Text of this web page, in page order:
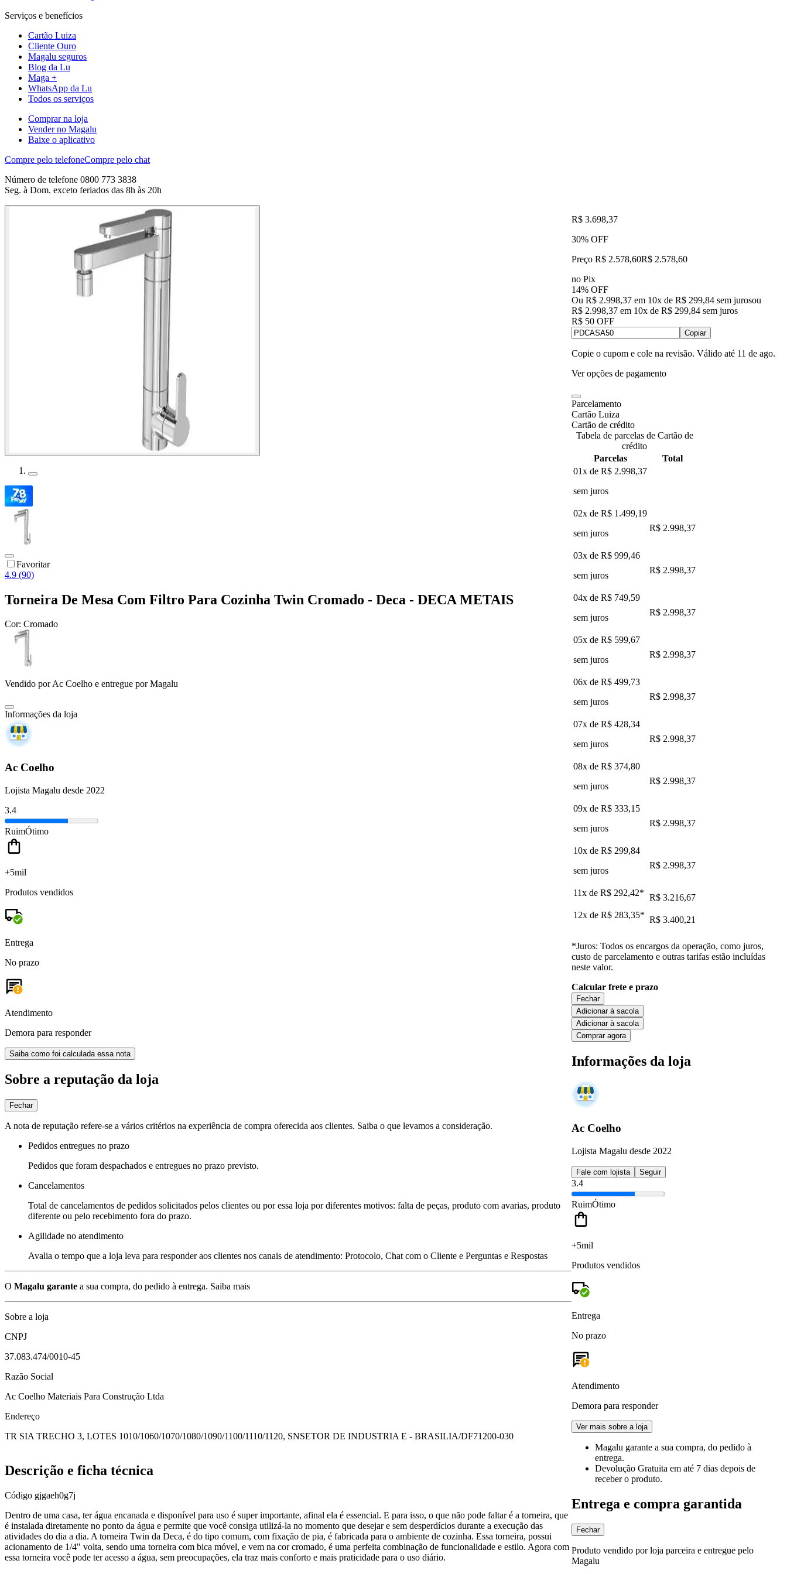
Serviços e benefícios
Cartão Luiza
Cliente Ouro
Magalu seguros
Blog da Lu
Maga +
WhatsApp da Lu
Todos os serviços
Comprar na loja
Vender no Magalu
Baixe o aplicativo
Compre pelo telefoneCompre pelo chat
Número de telefone 0800 773 3838
Seg. à Dom. exceto feriados das 8h às 20h
Favoritar
4.9 (90)
Torneira De Mesa Com Filtro Para Cozinha Twin Cromado - Deca - DECA METAIS
Cor: Cromado
Vendido porAc Coelho e entregue por Magalu
Informações da loja
Ac Coelho
Lojista Magalu desde 2022
3.4
RuimÓtimo
+5mil
Produtos vendidos
Entrega
No prazo
Atendimento
Demora para responder
Saiba como foi calculada essa nota
Sobre a reputação da loja
Fechar
A nota de reputação refere-se a vários critérios na experiência de compra oferecida aos clientes. Saiba o que levamos a consideração.
Pedidos entregues no prazo
Pedidos que foram despachados e entregues no prazo previsto.
Cancelamentos
Total de cancelamentos de pedidos solicitados pelos clientes ou por essa loja por diferentes motivos: falta de peças, produto com avarias, produto
diferente ou pelo recebimento fora do prazo.
Agilidade no atendimento
Avalia o tempo que a loja leva para responder aos clientes nos canais de atendimento: Protocolo, Chat com o Cliente e Perguntas e Respostas
O Magalu garante a sua compra, do pedido à entrega. Saiba mais
Sobre a loja
CNPJ
37.083.474/0010-45
Razão Social
Ac Coelho Materiais Para Construção Ltda
Endereço
TR SIA TRECHO 3, LOTES 1010/1060/1070/1080/1090/1100/1110/1120, SNSETOR DE INDUSTRIA E - BRASILIA/DF71200-030
R$ 3.698,37
30% OFF
Preço R$ 2.578,60R$ 2.578,60
no Pix
14% OFF
Ou R$ 2.998,37 em 10x de R$ 299,84 sem jurosou
R$ 2.998,37 em 10x de R$ 299,84 sem juros
R$ 50 OFF
Copiar
Copie o cupom e cole na revisão. Válido até 11 de ago.
Ver opções de pagamento
Parcelamento
Cartão Luiza
Cartão de crédito
Tabela de parcelas de Cartão de
crédito
Parcelas
Total
01x de R$ 2.998,37
sem juros
02x de R$ 1.499,19
sem juros
R$ 2.998,37
03x de R$ 999,46
sem juros
R$ 2.998,37
04x de R$ 749,59
sem juros
R$ 2.998,37
05x de R$ 599,67
sem juros
R$ 2.998,37
06x de R$ 499,73
sem juros
R$ 2.998,37
07x de R$ 428,34
sem juros
R$ 2.998,37
08x de R$ 374,80
sem juros
R$ 2.998,37
09x de R$ 333,15
sem juros
R$ 2.998,37
10x de R$ 299,84
sem juros
R$ 2.998,37
11x de R$ 292,42* R$ 3.216,67
12x de R$ 283,35* R$ 3.400,21
*Juros: Todos os encargos da operação, como juros,
custo de parcelamento e outras tarifas estão incluídas
neste valor.
Calcular frete e prazo
Fechar
Adicionar à sacola
Adicionar à sacola
Comprar agora
Informações da loja
Ac Coelho
Lojista Magalu desde 2022
Fale com lojista Seguir
3.4
RuimÓtimo
+5mil
Produtos vendidos
Entrega
No prazo
Atendimento
Demora para responder
Ver mais sobre a loja
Magalu garante a sua compra, do pedido à
entrega.
Devolução Gratuita em até 7 dias depois de
receber o produto.
Entrega e compra garantida
Fechar
Produto vendido por loja parceira e entregue pelo
Magalu
Descrição e ficha técnica
Código gjgaeh0g7j
Dentro de uma casa, ter água encanada e disponível para uso é super importante, afinal ela é essencial. E para isso, o que não pode faltar é a torneira, que
é instalada diretamente no ponto da água e permite que você consiga utilizá-la no momento que desejar e sem desperdícios durante a execução das
atividades do dia a dia. A torneira Twin da Deca, é do tipo comum, com fixação de pia, é fabricada para o ambiente de cozinha. Essa torneira, possui
acionamento de 1/4" volta, sendo uma torneira com bica móvel, e vem na cor cromado, é uma perfeita combinação de funcionalidade e estilo. Agora com
essa torneira você pode ter acesso a água, sem preocupações, ela traz mais conforto e mais praticidade para o uso diário.